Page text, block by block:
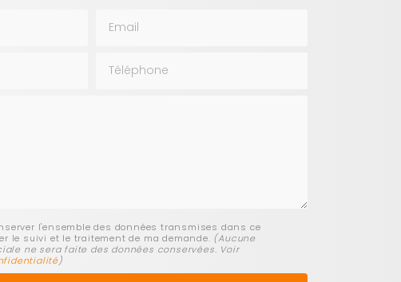
l'ensemble des données transmises dans ce
le suivi et le traitement de ma demande. (Aucune
ne sera faite des données conservées. Voir
)